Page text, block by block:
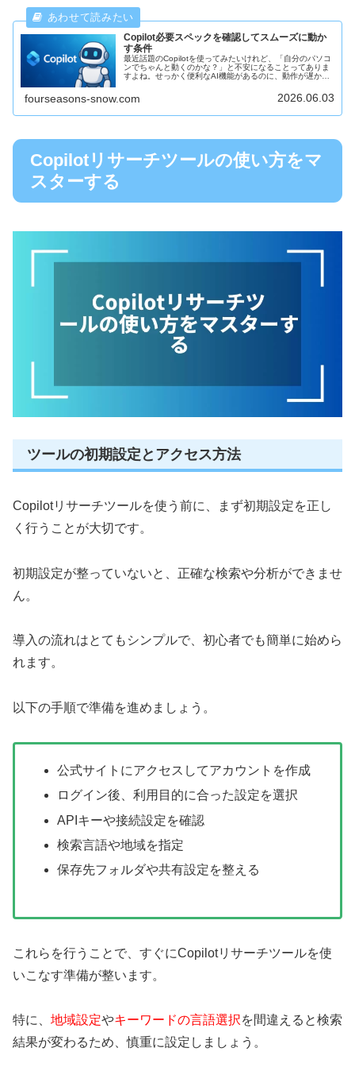
Copilot必要スペックを確認してスムーズに動か
す条件
最近話題のCopilotを使ってみたいけれど、「自分のパソコ
ンでちゃんと動くのかな？」と不安になることってありま
すよね。せっかく便利なAI機能があるのに、動作が遅かっ
fourseasons-snow.com 2026.06.03
Copilotリサーチツールの使い方をマ
スターする
ツールの初期設定とアクセス方法
Copilotリサーチツールを使う前に、まず初期設定を正し
く行うことが大切です。
初期設定が整っていないと、正確な検索や分析ができませ
ん。
導入の流れはとてもシンプルで、初心者でも簡単に始めら
れます。
以下の手順で準備を進めましょう。
公式サイトにアクセスしてアカウントを作成
ログイン後、利用目的に合った設定を選択
APIキーや接続設定を確認
検索言語や地域を指定
保存先フォルダや共有設定を整える
これらを行うことで、すぐにCopilotリサーチツールを使
いこなす準備が整います。
特に、 地域設定やキーワードの言語選択を間違えると検索
結果が変わるため、慎重に設定しましょう。